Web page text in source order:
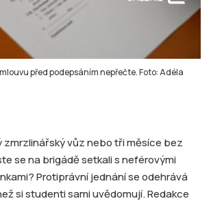
před podepsáním nepřečte. Foto: Adéla
zmrzlinářský vůz nebo tři měsíce bez
se na brigádě setkali s neférovými
Protiprávní jednání se odehrává
si studenti sami uvědomují. Redakce